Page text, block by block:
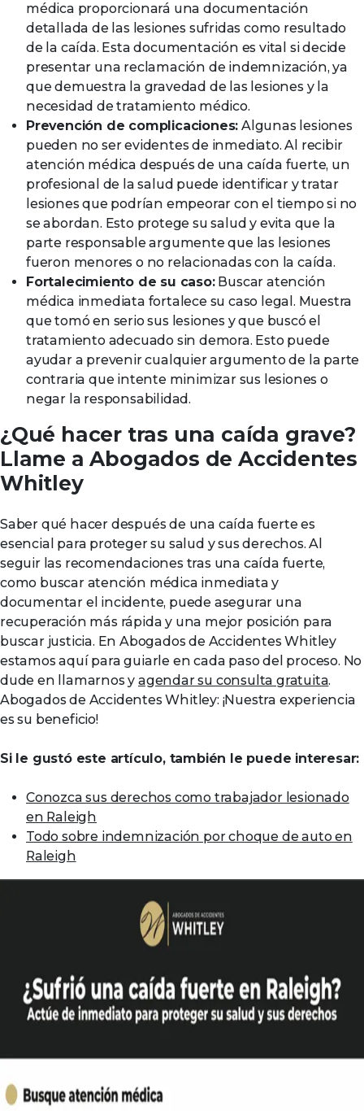
médica proporcionará una documentación
detallada de las lesiones sufridas como resultado
de la caída. Esta documentación es vital si decide
presentar una reclamación de indemnización, ya
que demuestra la gravedad de las lesiones y la
necesidad de tratamiento médico.
Prevención de complicaciones: Algunas lesiones
pueden no ser evidentes de inmediato. Al recibir
atención médica después de una caída fuerte, un
profesional de la salud puede identificar y tratar
lesiones que podrían empeorar con el tiempo si no
se abordan. Esto protege su salud y evita que la
parte responsable argumente que las lesiones
fueron menores o no relacionadas con la caída.
Fortalecimiento de su caso:Buscar atención
médica inmediata fortalece su caso legal. Muestra
que tomó en serio sus lesiones y que buscó el
tratamiento adecuado sin demora. Esto puede
ayudar a prevenir cualquier argumento de la parte
contraria que intente minimizar sus lesiones o
negar la responsabilidad.
¿Qué hacer tras una caída grave?
Llame a Abogados de Accidentes
Whitley
Saber qué hacer después de una caída fuerte es
esencial para proteger su salud y sus derechos. Al
seguir las recomendaciones tras una caída fuerte,
como buscar atención médica inmediata y
documentar el incidente, puede asegurar una
recuperación más rápida y una mejor posición para
buscar justicia. En Abogados de Accidentes Whitley
estamos aquí para guiarle en cada paso del proceso. No
dude en llamarnos yagendar su consulta gratuita.
Abogados de Accidentes Whitley: ¡Nuestra experiencia
es su beneficio!
Si le gustó este artículo, también le puede interesar:
Conozca sus derechos como trabajador lesionado
en Raleigh
Todo sobre indemnización por choque de auto en
Raleigh